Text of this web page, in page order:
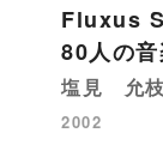
Fluxus
80人の
塩見 允
2002